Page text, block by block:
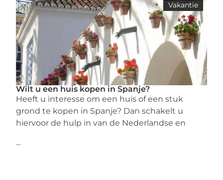
Vakantie
Wilt u een huis kopen in Spanje?
Heeft u interesse om een huis of een stuk
grond te kopen in Spanje? Dan schakelt u
hiervoor de hulp in van de Nederlandse en
...